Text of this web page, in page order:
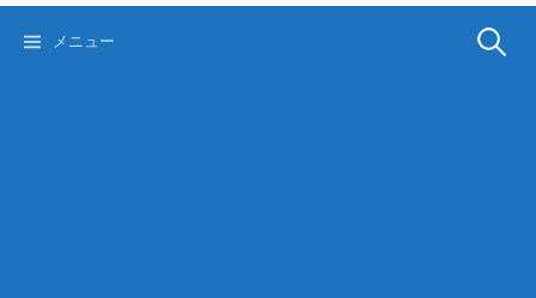
メニュー 検